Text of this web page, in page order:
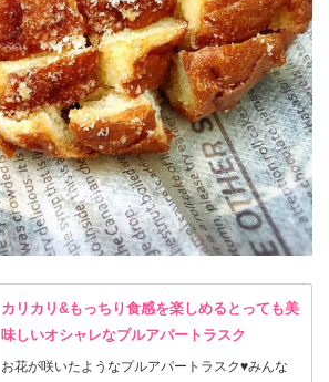
カリカリ&もっちり食感を楽しめるとっても美
味しいオシャレなプルアパートラスク
お花が咲いたようなプルアパートラスク♥︎みんな